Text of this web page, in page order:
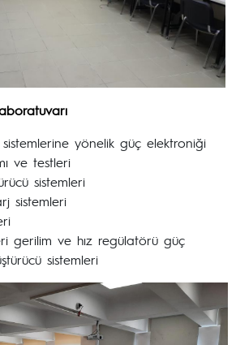
yönelik güç elektroniği
ve testleri
sistemleri
sistemleri
gerilim ve hız regülatörü güç
sistemleri